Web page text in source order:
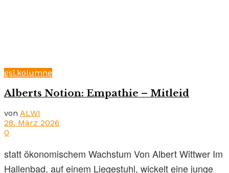
gsi.kolumne
Alberts Notion: Empathie – Mitleid
von ALWI
28. März 2026
0
statt ökonomischem Wachstum Von Albert Wittwer Im
Hallenbad, auf einem Liegestuhl, wickelt eine junge